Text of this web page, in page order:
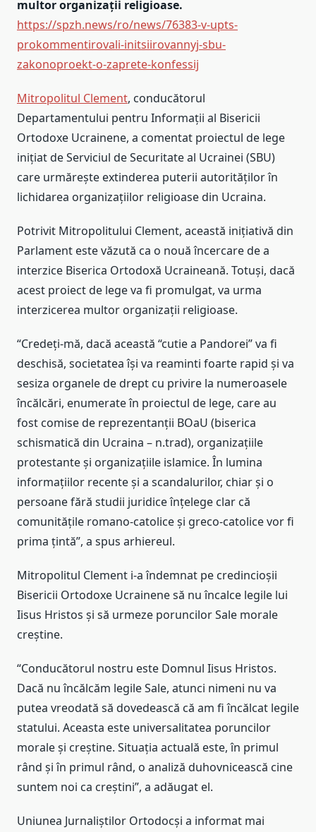
multor organizații religioase.
https://spzh.news/ro/news/76383-v-upts-
prokommentirovali-initsiirovannyj-sbu-
zakonoproekt-o-zaprete-konfessij
Mitropolitul Clement, conducătorul
Departamentului pentru Informații al Bisericii
Ortodoxe Ucrainene, a comentat proiectul de lege
inițiat de Serviciul de Securitate al Ucrainei (SBU)
care urmărește extinderea puterii autorităților în
lichidarea organizațiilor religioase din Ucraina.
Potrivit Mitropolitului Clement, această inițiativă din
Parlament este văzută ca o nouă încercare de a
interzice Biserica Ortodoxă Ucraineană. Totuși, dacă
acest proiect de lege va fi promulgat, va urma
interzicerea multor organizații religioase.
“Credeți-mă, dacă această “cutie a Pandorei” va fi
deschisă, societatea își va reaminti foarte rapid și va
sesiza organele de drept cu privire la numeroasele
încălcări, enumerate în proiectul de lege, care au
fost comise de reprezentanții BOaU (biserica
schismatică din Ucraina – n.trad), organizațiile
protestante și organizațiile islamice. În lumina
informațiilor recente și a scandalurilor, chiar și o
persoane fără studii juridice înțelege clar că
comunitățile romano-catolice și greco-catolice vor fi
prima țintă”, a spus arhiereul.
Mitropolitul Clement i-a îndemnat pe credincioșii
Bisericii Ortodoxe Ucrainene să nu încalce legile lui
Iisus Hristos și să urmeze poruncilor Sale morale
creștine.
“Conducătorul nostru este Domnul Iisus Hristos.
Dacă nu încălcăm legile Sale, atunci nimeni nu va
putea vreodată să dovedească că am fi încălcat legile
statului. Aceasta este universalitatea poruncilor
morale și creștine. Situația actuală este, în primul
rând și în primul rând, o analiză duhovnicească cine
suntem noi ca creștini”, a adăugat el.
Uniunea Jurnaliștilor Ortodocși a informat mai